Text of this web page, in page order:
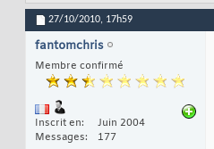
27/10/2010, 17h59
fantomchris
Membre confirmé
Inscrit en
Juin 2004
Messages
177